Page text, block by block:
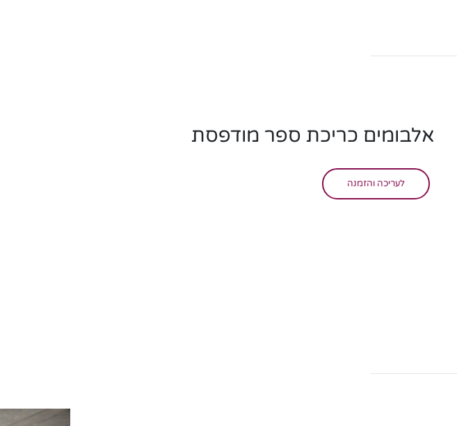
אלבומים כריכת ספר מודפסת
לעריכה והזמנה